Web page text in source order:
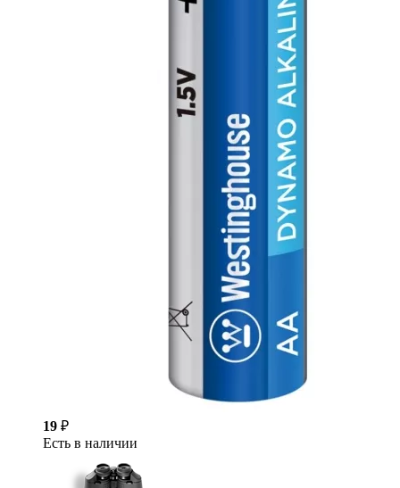
19 ₽
Есть в наличии